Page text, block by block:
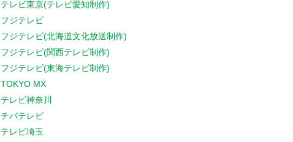
テレビ東京(テレビ愛知制作)
フジテレビ
フジテレビ(北海道文化放送制作)
フジテレビ(関西テレビ制作)
フジテレビ(東海テレビ制作)
TOKYO MX
テレビ神奈川
チバテレビ
テレビ埼玉